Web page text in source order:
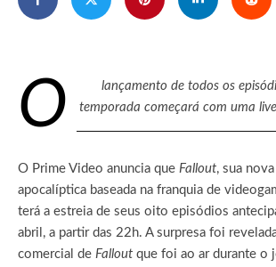
O
lançamento de todos os
temporada começará com uma
O Prime Video anuncia que Fallout, sua
apocalíptica baseada na franquia de
terá a estreia de seus oito episódios
abril, a partir das 22h. A surpresa foi
comercial de Fallout que foi ao ar durante o